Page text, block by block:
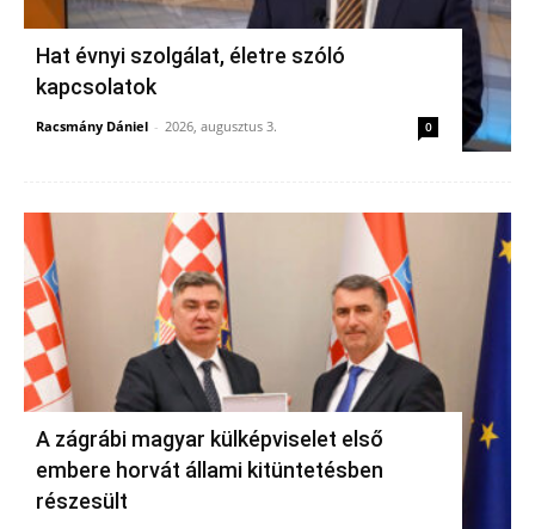
Hat évnyi szolgálat, életre szóló
kapcsolatok
Racsmány Dániel - 2026, augusztus 3. 0
A zágrábi magyar külképviselet első
embere horvát állami kitüntetésben
részesült